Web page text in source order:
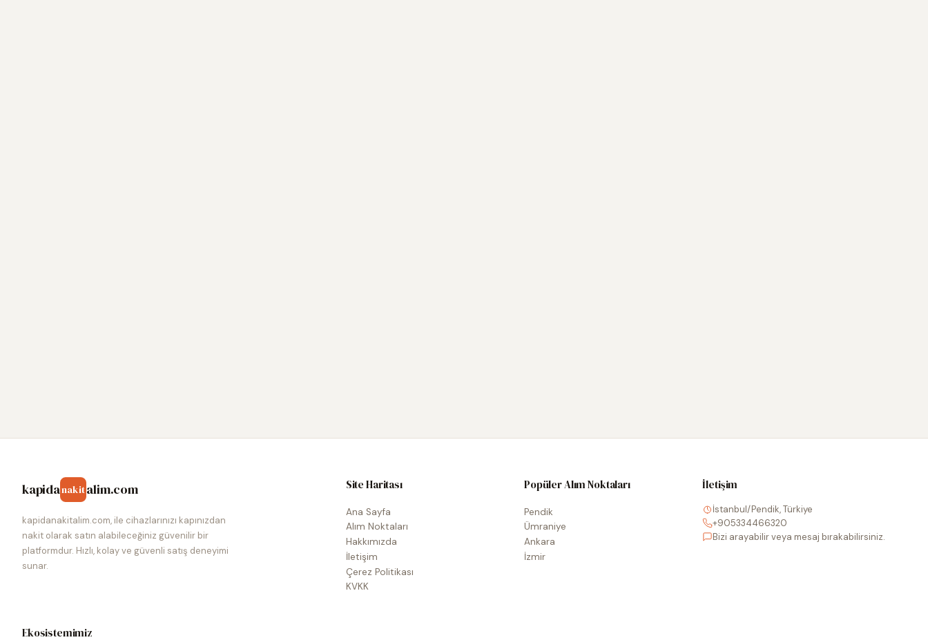
kapidanakitalim.com
kapidanakitalim.com, ile cihazlarınızı kapınızdan
nakit olarak satın alabileceğiniz güvenilir bir
platformdur. Hızlı, kolay ve güvenli satış deneyimi
sunar.
Site Haritası
Ana Sayfa
Alım Noktaları
Hakkımızda
İletişim
Çerez Politikası
KVKK
Popüler Alım Noktaları
Pendik
Ümraniye
Ankara
İzmir
İletişim
İstanbul/Pendik, Türkiye
+905334466320
Bizi arayabilir veya mesaj bırakabilirsiniz.
Ekosistemimiz